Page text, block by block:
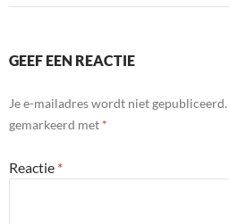
GEEF EEN REACTIE
Je e-mailadres wordt niet gepubliceerd.
gemarkeerd met *
Reactie *